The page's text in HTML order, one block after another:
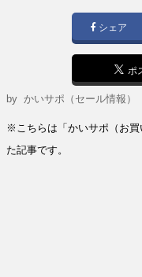
シェア
ポ
byかいサポ（セール情報）
※こちらは「かいサポ（お
た記事です。